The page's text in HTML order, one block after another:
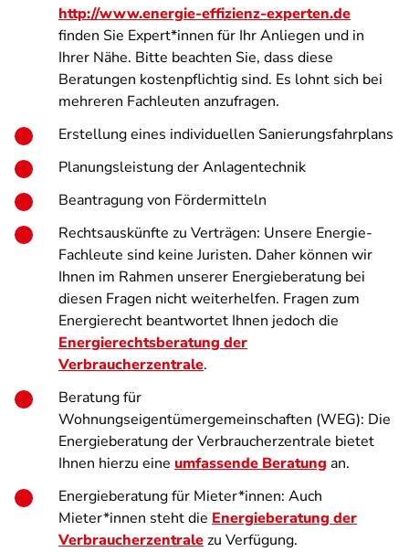
http://www.energie-effizienz-experten.de
finden Sie Expert*innen für Ihr Anliegen und in
Ihrer Nähe. Bitte beachten Sie, dass diese
Beratungen kostenpflichtig sind. Es lohnt sich bei
mehreren Fachleuten anzufragen.
Erstellung eines individuellen Sanierungsfahrplans
Planungsleistung der Anlagentechnik
Beantragung von Fördermitteln
Rechtsauskünfte zu Verträgen: Unsere Energie-
Fachleute sind keine Juristen. Daher können wir
Ihnen im Rahmen unserer Energieberatung bei
diesen Fragen nicht weiterhelfen. Fragen zum
Energierecht beantwortet Ihnen jedoch die
Energierechtsberatung der
Verbraucherzentrale.
Beratung für
Wohnungseigentümergemeinschaften (WEG): Die
Energieberatung der Verbraucherzentrale bietet
Ihnen hierzu eine umfassende Beratung an.
Energieberatung für Mieter*innen: Auch
Mieter*innen steht die Energieberatung der
Verbraucherzentralezu Verfügung.